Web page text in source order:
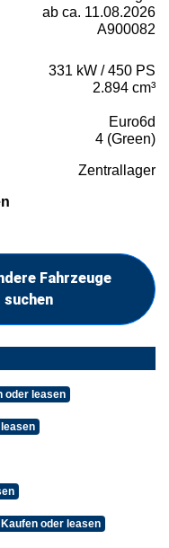
ab ca. 11.08.2026
A900082
331 kW / 450 PS
2.894 cm³
Euro6d
4 (Green)
Zentrallager
Fahrzeuge
suchen
oder leasen
oder leasen